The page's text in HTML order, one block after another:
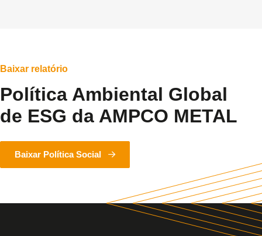
Baixar relatório
Política Ambiental Global
de ESG da AMPCO METAL
Baixar Política Social